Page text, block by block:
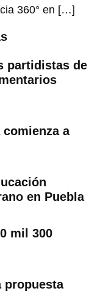
360° en […]
partidistas de
a
en Puebla
mil 300
propuesta